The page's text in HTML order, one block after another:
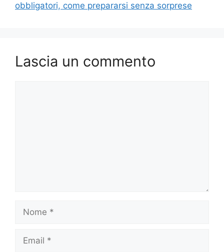
obbligatori, come prepararsi senza sorprese
Lascia un commento
Nome
Email